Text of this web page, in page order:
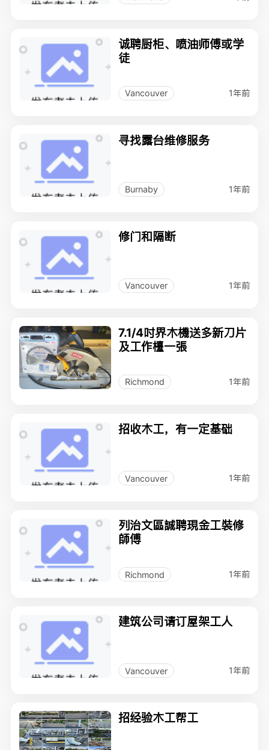
诚聘厨柜、喷油师傅或学
徒
Vancouver 1年前
寻找露台维修服务
Burnaby 1年前
修门和隔断
Vancouver 1年前
7.1/4吋界木機送多新刀片
及工作檯一張
Richmond 1年前
招收木工，有一定基础
Vancouver 1年前
列治文區誠聘現金工裝修
師傅
Richmond 1年前
建筑公司请订屋架工人
Vancouver 1年前
招经验木工帮工